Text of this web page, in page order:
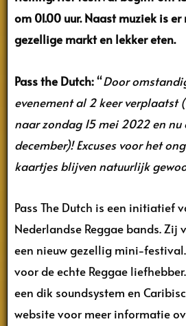
om 01.00 uur. Naast muziek is
gezellige markt en lekker eten.
Pass the Dutch:“Door
evenement al 2 keer verplaatst
naar zondag 15 mei 2022 en nu
december)! Excuses voor het
kaartjes blijven natuurlijk
Pass The Dutch is een initiatief
Nederlandse Reggae bands.
een nieuw gezellig mini-
voor de echte Reggae
een dik soundsystem en
website voor meer informatie